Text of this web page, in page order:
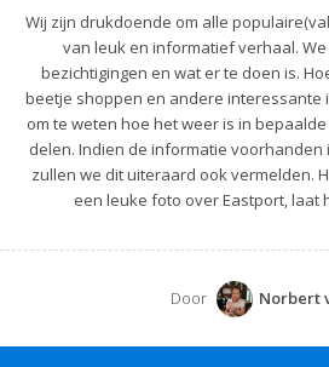
Wij zijn drukdoende om alle
van leuk en informatief verhaal.
bezichtigingen en wat er te doen is.
beetje shoppen en andere interessante
om te weten hoe het weer is in
delen. Indien de informatie
zullen we dit uiteraard ook vermelden.
een leuke foto over Eastport, laat
Door Norbert